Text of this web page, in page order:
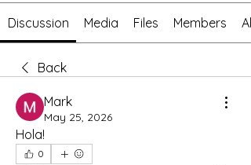
Discussion Media Files Members
Back
Mark
May 25, 2026
Hola!
0